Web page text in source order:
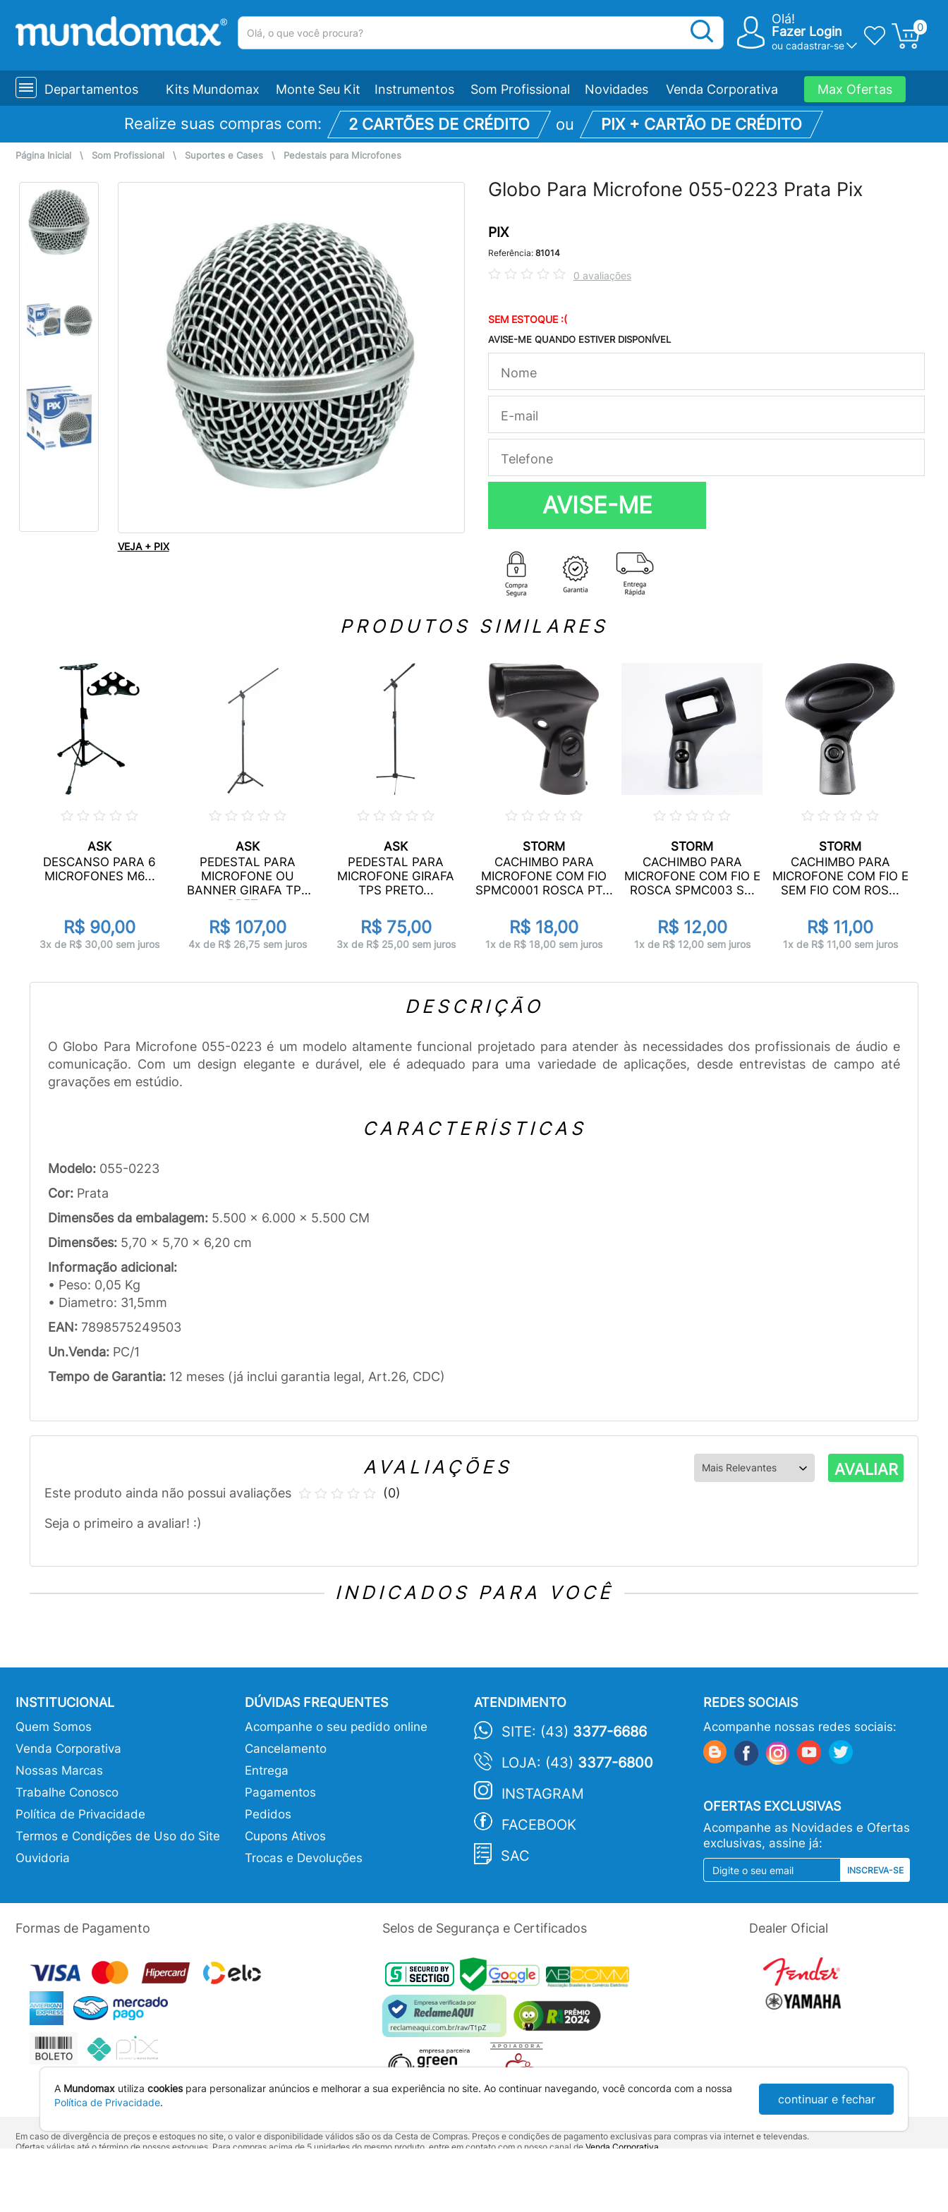
Olá!
Fazer Login
ou cadastrar-se
0
Departamentos Kits Mundomax Monte Seu Kit Instrumentos Som Profissional Novidades Venda Corporativa Max Ofertas
Realize suas compras com: 2 CARTÕES DE CRÉDITO ou PIX + CARTÃO DE CRÉDITO
Página Inicial \ Som Profissional \ Suportes e Cases \ Pedestais para Microfones
VEJA + PIX
Globo Para Microfone 055-0223 Prata Pix
PIX
Referência: 81014
0 avaliações
SEM ESTOQUE :(
AVISE-ME QUANDO ESTIVER DISPONÍVEL
AVISE-ME
PRODUTOS SIMILARES
ASK
DESCANSO PARA 6
MICROFONES M6...
R$ 90,00
3x de R$ 30,00 sem juros
ASK
PEDESTAL PARA
MICROFONE OU
BANNER GIRAFA TPA
PRET...
R$ 107,00
4x de R$ 26,75 sem juros
ASK
PEDESTAL PARA
MICROFONE GIRAFA
TPS PRETO...
R$ 75,00
3x de R$ 25,00 sem juros
STORM
CACHIMBO PARA
MICROFONE COM FIO
SPMC0001 ROSCA PT...
R$ 18,00
1x de R$ 18,00 sem juros
STORM
CACHIMBO PARA
MICROFONE COM FIO E
ROSCA SPMC003 S...
R$ 12,00
1x de R$ 12,00 sem juros
STORM
CACHIMBO PARA
MICROFONE COM FIO E
SEM FIO COM ROS...
R$ 11,00
1x de R$ 11,00 sem juros
DESCRIÇÃO
O Globo Para Microfone 055-0223 é um modelo altamente funcional projetado para atender às necessidades dos profissionais de áudio e
comunicação. Com um design elegante e durável, ele é adequado para uma variedade de aplicações, desde entrevistas de campo até
gravações em estúdio.
CARACTERÍSTICAS
Modelo: 055-0223
Cor: Prata
Dimensões da embalagem: 5.500 x 6.000 x 5.500 CM
Dimensões: 5,70 x 5,70 x 6,20 cm
Informação adicional:
• Peso: 0,05 Kg
• Diametro: 31,5mm
EAN: 7898575249503
Un.Venda: PC/1
Tempo de Garantia: 12 meses (já inclui garantia legal, Art.26, CDC)
AVALIAÇÕES AVALIAR
Este produto ainda não possui avaliações
Seja o primeiro a avaliar! :)
(0)
INDICADOS PARA VOCÊ
INSTITUCIONAL
Quem Somos
Venda Corporativa
Nossas Marcas
Trabalhe Conosco
Política de Privacidade
Termos e Condições de Uso do Site
Ouvidoria
DÚVIDAS FREQUENTES
Acompanhe o seu pedido online
Cancelamento
Entrega
Pagamentos
Pedidos
Cupons Ativos
Trocas e Devoluções
ATENDIMENTO
SITE: (43) 3377-6686
LOJA: (43) 3377-6800
INSTAGRAM
FACEBOOK
SAC
REDES SOCIAIS
Acompanhe nossas redes sociais:
OFERTAS EXCLUSIVAS
Acompanhe as Novidades e Ofertas
exclusivas, assine já:
INSCREVA-SE
Formas de Pagamento Selos de Segurança e Certificados Dealer Oficial
Em caso de divergência de preços e estoques no site, o valor e disponibilidade válidos são os da Cesta de Compras. Preços e condições de pagamento exclusivas para compras via internet e televendas.
Ofertas válidas até o término de nossos estoques. Para compras acima de 5 unidades do mesmo produto, entre em contato com o nosso canal de Venda Corporativa
A Mundomax utiliza cookiespara personalizar anúncios e melhorar a sua experiência no site. Ao continuar navegando, você concorda com a nossa
Política de Privacidade. continuar e fechar